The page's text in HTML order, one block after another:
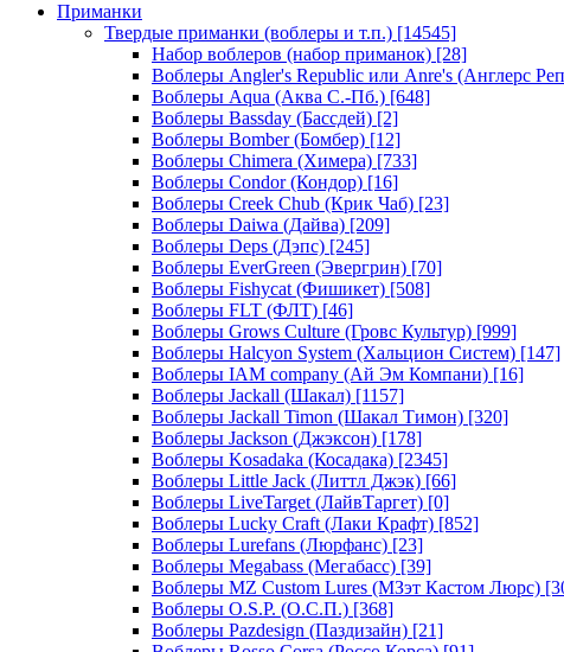
Приманки
Твердые приманки (воблеры и т.п.) [14545]
Набор воблеров (набор приманок) [28]
Воблеры Angler's Republic или Anre's (Англерс
Воблеры Aqua (Аква С.-Пб.) [648]
Воблеры Bassday (Бассдей) [2]
Воблеры Bomber (Бомбер) [12]
Воблеры Chimera (Химера) [733]
Воблеры Condor (Кондор) [16]
Воблеры Creek Chub (Крик Чаб) [23]
Воблеры Daiwa (Дайва) [209]
Воблеры Deps (Дэпс) [245]
Воблеры EverGreen (Эвергрин) [70]
Воблеры Fishycat (Фишикет) [508]
Воблеры FLT (ФЛТ) [46]
Воблеры Grows Culture (Гровс Культур) [999]
Воблеры Halcyon System (Хальцион Систем) [147]
Воблеры IAM company (Ай Эм Компани) [16]
Воблеры Jackall (Шакал) [1157]
Воблеры Jackall Timon (Шакал Тимон) [320]
Воблеры Jackson (Джэксон) [178]
Воблеры Kosadaka (Косадака) [2345]
Воблеры Little Jack (Литтл Джэк) [66]
Воблеры LiveTarget (ЛайвТаргет) [0]
Воблеры Lucky Craft (Лаки Крафт) [852]
Воблеры Lurefans (Люрфанс) [23]
Воблеры Megabass (Мегабасс) [39]
Воблеры MZ Custom Lures (МЗэт Кастом Люрс)
Воблеры O.S.P. (О.С.П.) [368]
Воблеры Pazdesign (Паздизайн) [21]